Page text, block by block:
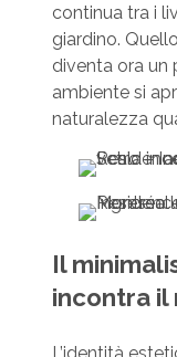
continua tra i
giardino.
diventa ora un
ambiente si
naturalezza
Il
incontra il